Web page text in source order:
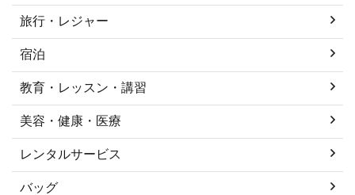
旅行・レジャー
宿泊
教育・レッスン・講習
美容・健康・医療
レンタルサービス
バッグ